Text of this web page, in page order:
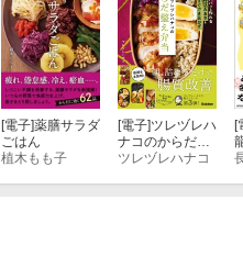
[電子]薬膳サラダ
ごはん
植木もも子
[電子]ツレヅレハ
ナコのからだ整
え弁当
ツレヅレハナコ
[